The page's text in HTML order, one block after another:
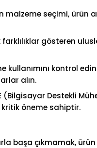
malzeme seçimi, ürün
gösteren
kullanımını kontrol
alın.
(Bilgisayar Destekli
öneme sahiptir.
başa çıkmamak,